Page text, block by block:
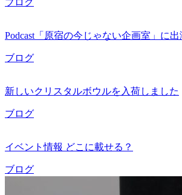
Podcast「原宿の今じゃない企画室」に
ブログ
新しいクリスタルボウルを入荷しました
ブログ
イベント情報 どこに載せる？
ブログ